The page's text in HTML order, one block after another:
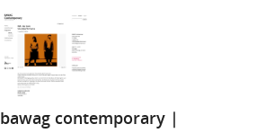
bawag contemporary |